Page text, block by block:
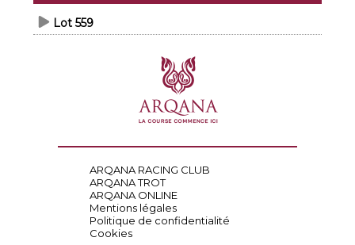
Lot 559
ARQANA RACING CLUB
ARQANA TROT
ARQANA ONLINE
Mentions légales
Politique de confidentialité
Cookies